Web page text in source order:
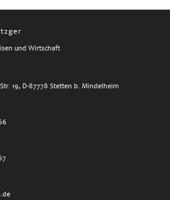
und Wirtschaft
19, D-87778 Stetten b. Mindelheim